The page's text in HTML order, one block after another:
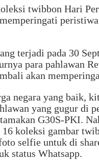
twibbon Hari
terjadi pada 30
para pahlawan
akan
negara yang baik,
yang gugur di
G30S-PKI.
koleksi gambar
selfie untuk di
status Whatsapp.